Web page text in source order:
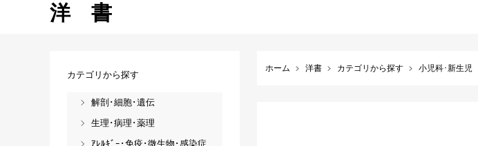
洋書
ホーム 洋書 カテゴリから探す 小児科･新生児
カテゴリから探す
解剖･細胞･遺伝
生理･病理･薬理
ｱﾚﾙｷﾞｰ･免疫･微生物･感染症